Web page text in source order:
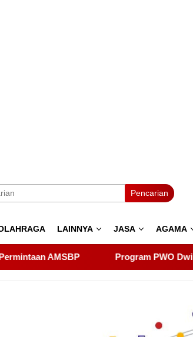
Pencarian
LAINNYA JASA AGAMA
PWO Dwipa Kepri Berbagi, Wujud